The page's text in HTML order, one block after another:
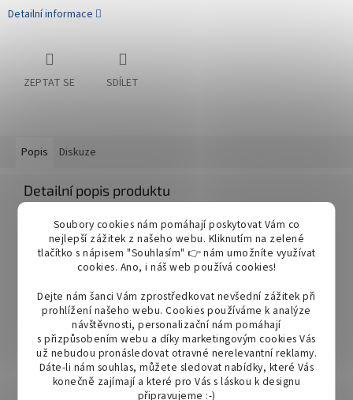
Soubory cookies nám pomáhají poskytovat Vám co
nejlepší zážitek z našeho webu. Kliknutím na zelené
tlačítko s nápisem "Souhlasím" 👉 nám umožníte využívat
cookies. Ano, i náš web používá cookies!
Dejte nám šanci Vám zprostředkovat nevšední zážitek při
prohlížení našeho webu. Cookies používáme k analýze
návštěvnosti, personalizační nám pomáhají
s přizpůsobením webu a díky marketingovým cookies Vás
už nebudou pronásledovat otravné nerelevantní reklamy.
Dáte-li nám souhlas, můžete sledovat nabídky, které Vás
konečně zajímají a které pro Vás s láskou k designu
připravujeme :-)
Detailní informace
ZEPTAT SE SDÍLET
Popis Diskuze
Detailní popis produktu
Pracovní světloOSRAM s 4 LED diodami.
Intenzita jasu je 4800 lumenů s odstínem jasné bílé barvy světla.
Příkon 60W.
Vestavěný konektor 9005 (samec a samice)
Ceněný produkt zemědělců, stavitelů a silničářů.
Díky krytí IP68 a IP69K je světlo plně vodotěsné a tudíž i velmi
oblíbené mezi majiteli lodí.
OEM světla pro modely:John Deere: RE269636, RE269638,